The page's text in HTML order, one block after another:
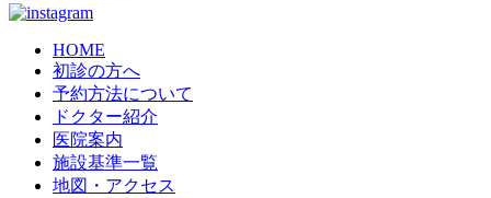
HOME
初診の方へ
予約方法について
ドクター紹介
医院案内
施設基準一覧
地図・アクセス